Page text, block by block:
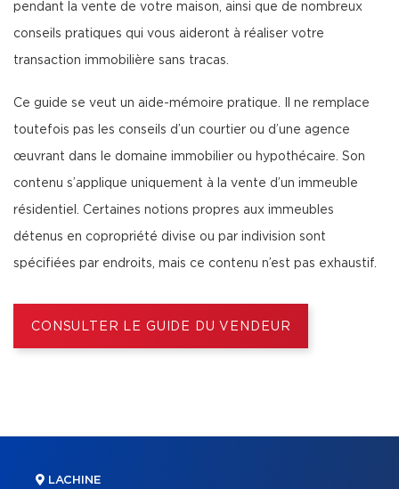
pendant la vente de votre maison, ainsi que de nombreux
conseils pratiques qui vous aideront à réaliser votre
transaction immobilière sans tracas.
Ce guide se veut un aide-mémoire pratique. Il ne remplace
toutefois pas les conseils d’un courtier ou d’une agence
œuvrant dans le domaine immobilier ou hypothécaire. Son
contenu s’applique uniquement à la vente d’un immeuble
résidentiel. Certaines notions propres aux immeubles
détenus en copropriété divise ou par indivision sont
spécifiées par endroits, mais ce contenu n’est pas exhaustif.
CONSULTER LE GUIDE DU VENDEUR
LACHINE